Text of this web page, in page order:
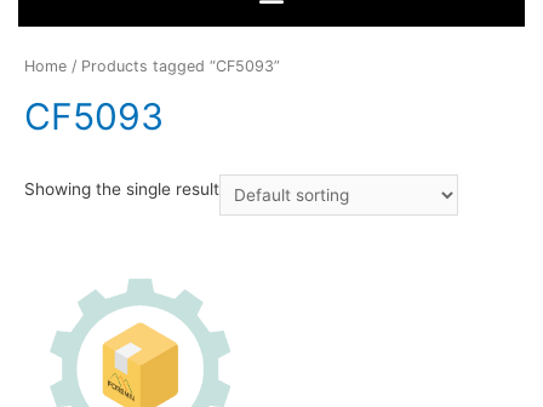
Home / Products tagged “CF5093”
CF5093
Showing the single result